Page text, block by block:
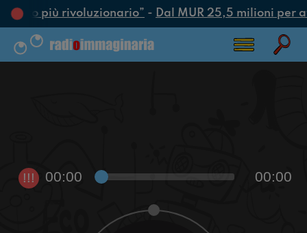
l’atto più rivoluzionario”- Dal MUR 25,5 milioni per
!!! 00:00 00:00